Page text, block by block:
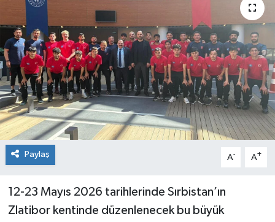
Paylaş A- A+
12-23 Mayıs 2026 tarihlerinde Sırbistan’ın
Zlatibor kentinde düzenlenecek bu büyük
RESMİ İLAN